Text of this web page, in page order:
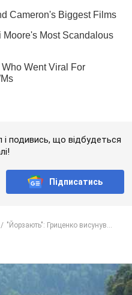
подивись, що відбудеться
Підписатись
"Йорзають": Гриценко висунув...